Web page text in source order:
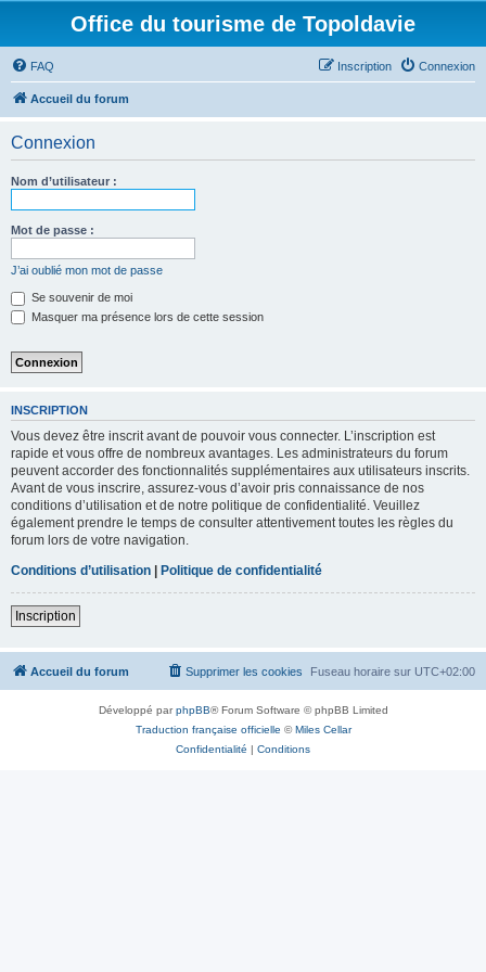
Office du tourisme de Topoldavie
FAQ Connexion
Inscription
Accueil du forum
Connexion
Nom d’utilisateur :
Mot de passe :
J’ai oublié mon mot de passe
Se souvenir de moi
Masquer ma présence lors de cette session
INSCRIPTION
Vous devez être inscrit avant de pouvoir vous connecter. L’inscription est
rapide et vous offre de nombreux avantages. Les administrateurs du forum
peuvent accorder des fonctionnalités supplémentaires aux utilisateurs inscrits.
Avant de vous inscrire, assurez-vous d’avoir pris connaissance de nos
conditions d’utilisation et de notre politique de confidentialité. Veuillez
également prendre le temps de consulter attentivement toutes les règles du
forum lors de votre navigation.
Conditions d’utilisation | Politique de confidentialité
Inscription
Accueil du forum Fuseau horaire sur UTC+02:00
Supprimer les cookies
Développé parphpBB® Forum Software © phpBB Limited
Traduction française officielle ©Miles Cellar
Confidentialité | Conditions